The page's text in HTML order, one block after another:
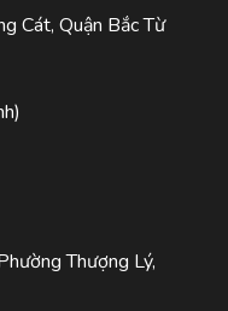
Cát, Quận Bắc Từ
Thượng Lý,